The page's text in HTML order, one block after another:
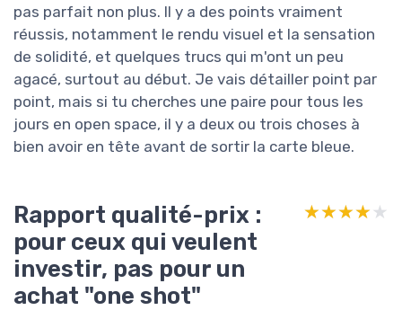
pas parfait non plus. Il y a des points vraiment
réussis, notamment le rendu visuel et la sensation
de solidité, et quelques trucs qui m'ont un peu
agacé, surtout au début. Je vais détailler point par
point, mais si tu cherches une paire pour tous les
jours en open space, il y a deux ou trois choses à
bien avoir en tête avant de sortir la carte bleue.
Rapport qualité-prix :
pour ceux qui veulent
investir, pas pour un
achat "one shot"
★★★★★
★★★★★